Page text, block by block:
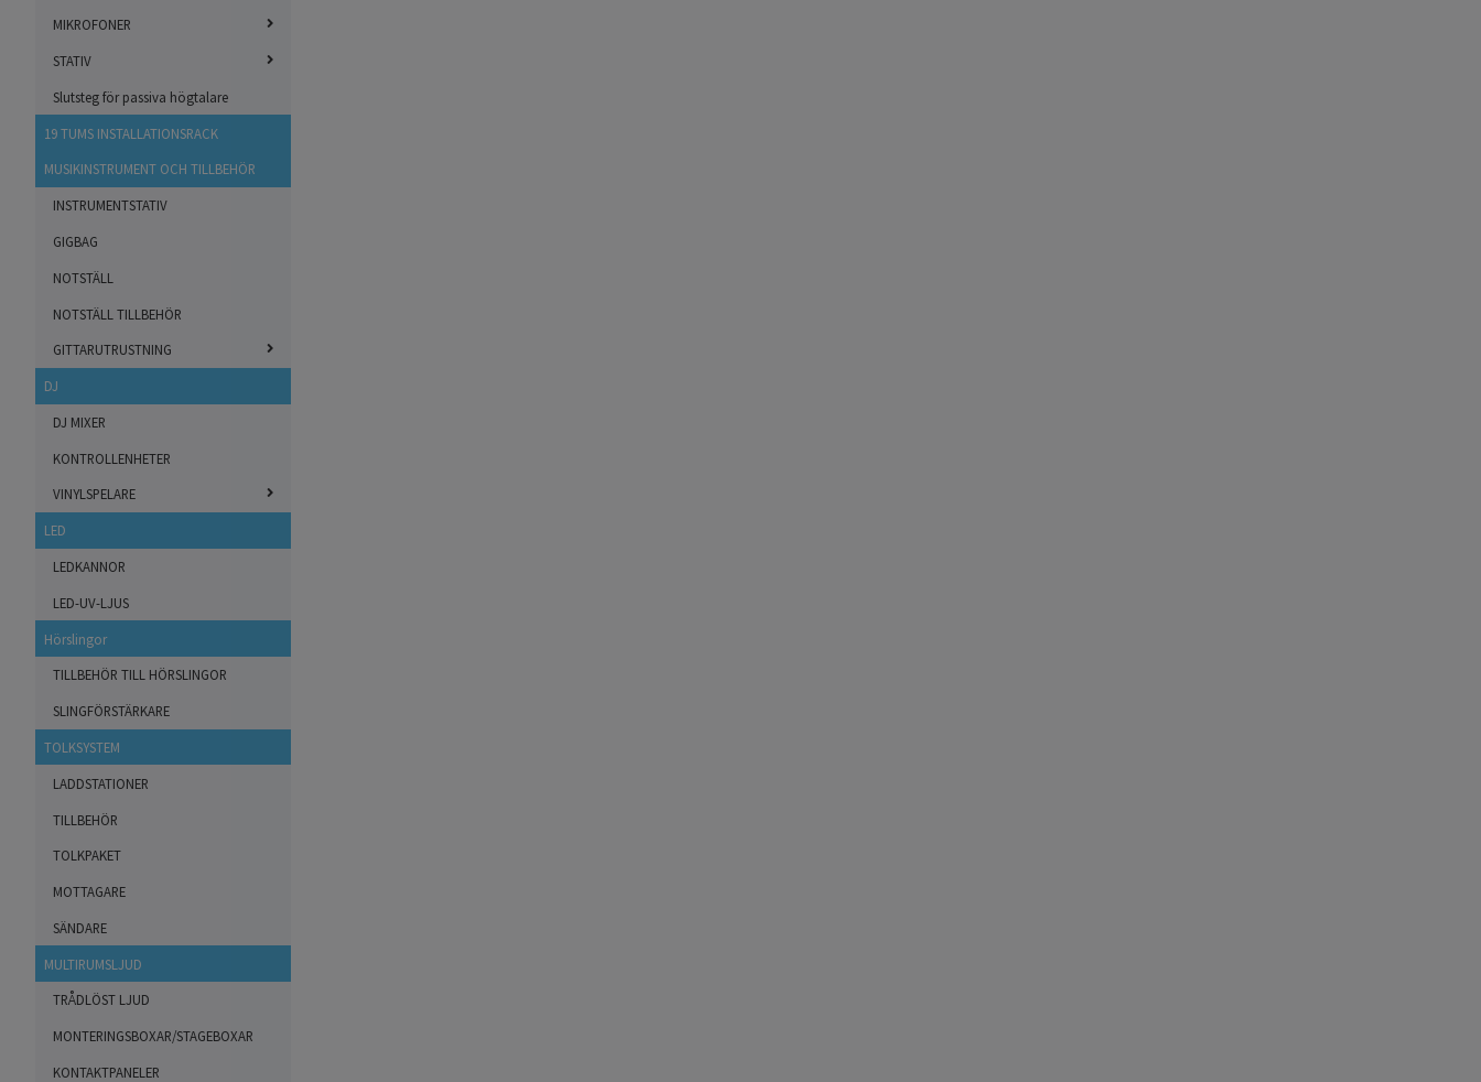
MIKROFONER
STATIV
Slutsteg för passiva högtalare
19 TUMS INSTALLATIONSRACK
MUSIKINSTRUMENT OCH TILLBEHÖR
INSTRUMENTSTATIV
GIGBAG
NOTSTÄLL
NOTSTÄLL TILLBEHÖR
GITTARUTRUSTNING
DJ
DJ MIXER
KONTROLLENHETER
VINYLSPELARE
LED
LEDKANNOR
LED-UV-LJUS
Hörslingor
TILLBEHÖR TILL HÖRSLINGOR
SLINGFÖRSTÄRKARE
TOLKSYSTEM
LADDSTATIONER
TILLBEHÖR
TOLKPAKET
MOTTAGARE
SÄNDARE
MULTIRUMSLJUD
TRÅDLÖST LJUD
MONTERINGSBOXAR/STAGEBOXAR
KONTAKTPANELER